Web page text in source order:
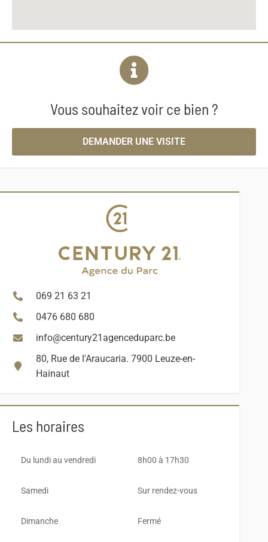
Vous souhaitez voir ce bien ?
DEMANDER UNE VISITE
069 21 63 21
0476 680 680
info@century21agenceduparc.be
80, Rue de l'Araucaria. 7900 Leuze-en-
Hainaut
Les horaires
Du lundi au vendredi 8h00 à 17h30
Samedi Sur rendez-vous
Dimanche Fermé